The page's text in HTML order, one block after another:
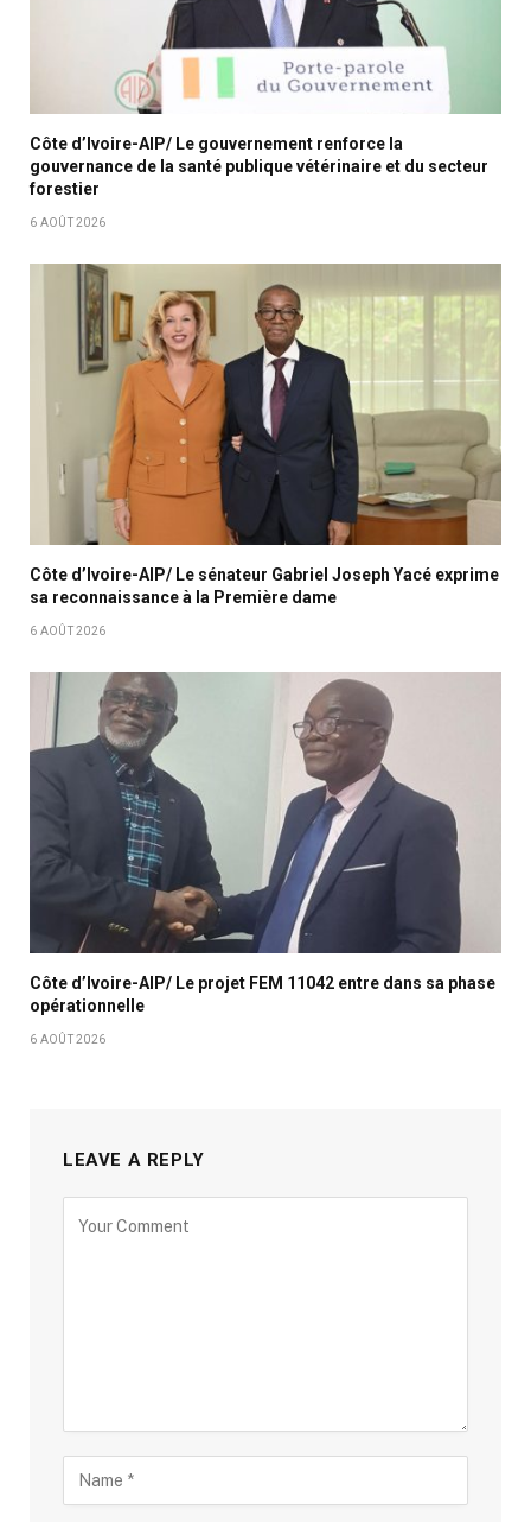
Côte d’Ivoire-AIP/ Le gouvernement renforce la
gouvernance de la santé publique vétérinaire et du secteur
forestier
6 AOÛT 2026
Côte d’Ivoire-AIP/ Le sénateur Gabriel Joseph Yacé exprime
sa reconnaissance à la Première dame
6 AOÛT 2026
Côte d’Ivoire-AIP/ Le projet FEM 11042 entre dans sa phase
opérationnelle
6 AOÛT 2026
LEAVE A REPLY